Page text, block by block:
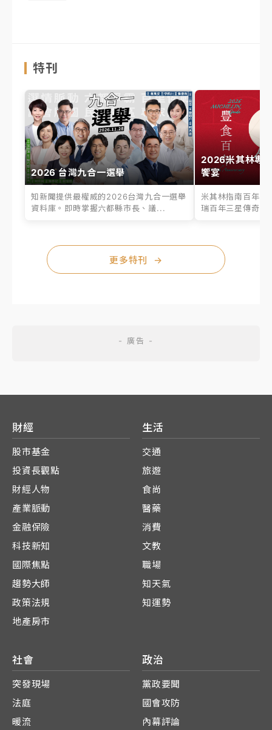
特刊
2026 台灣九合一選舉
知新聞提供最權威的2026台灣九合一選舉
資料庫。即時掌握六都縣市長、議...
2026米其林專
饗宴
米其林指南百年之
瑞百年三星傳奇、
更多特刊 →
財經
股市基金
投資長觀點
財經人物
產業脈動
金融保險
科技新知
國際焦點
趨勢大師
政策法規
地產房市
生活
交通
旅遊
食尚
醫藥
消費
文教
職場
知天氣
知運勢
社會
突發現場
法庭
暖流
政治
黨政要聞
國會攻防
內幕評論